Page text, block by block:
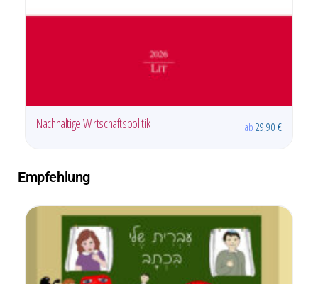
Das Wiederentdecken der jüdischen
ab 14,90 €